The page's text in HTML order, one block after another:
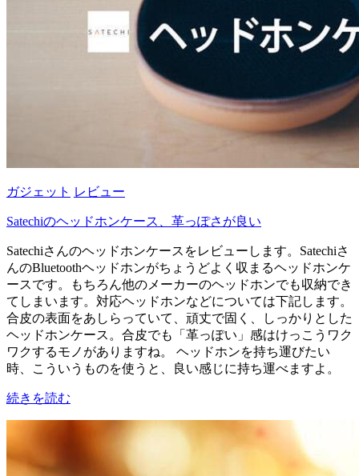
ガジェット レビュー
Satechiのヘッドホンケース、革っぽさが良い
Satechiさんのヘッドホンケースをレビューします。Satechiさ
んのBluetoothヘッドホンがちょうどよく収まるヘッドホンケ
ースです。もちろん他のメーカーのヘッドホンでも収納でき
てしまいます。対応ヘッドホンなどについては下記します。
合皮の表面をあしらっていて、頑丈で固く、しっかりとした
ヘッドホンケース。合皮でも「革っぽい」感はけっこうワク
ワクするモノがありますね。 ヘッドホンを持ち運びたい
時、こういうものを使うと、良い感じに持ち運べますよ。
続きを読む